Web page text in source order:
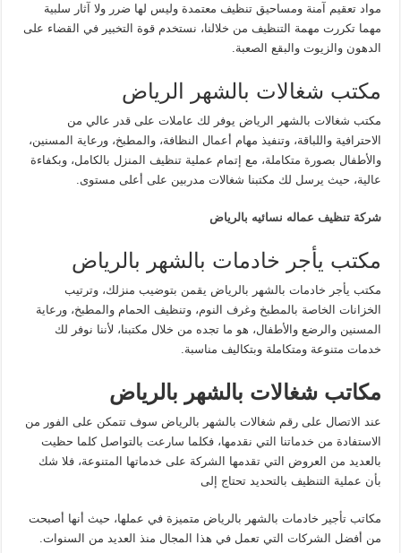
مواد تعقيم آمنة ومساحيق تنظيف معتمدة وليس لها ضرر ولا آثار سلبية
مهما تكررت مهمة التنظيف من خلالنا، نستخدم قوة التخبير في القضاء على
الدهون والزيوت والبقع الصعبة.
مكتب شغالات بالشهر الرياض
مكتب شغالات بالشهر الرياض يوفر لك عاملات على قدر عالي من
الاحترافية واللباقة، وتنفيذ مهام أعمال النظافة، والمطبخ، ورعاية المسنين،
والأطفال بصورة متكاملة، مع إتمام عملية تنظيف المنزل بالكامل، وبكفاءة
عالية، حيث يرسل لك مكتبنا شغالات مدربين على أعلى مستوى.
شركة تنظيف عماله نسائيه بالرياض
مكتب يأجر خادمات بالشهر بالرياض
مكتب يأجر خادمات بالشهر بالرياض يقمن بتوضيب منزلك، وترتيب
الخزانات الخاصة بالمطبخ وغرف النوم، وتنظيف الحمام والمطبخ، ورعاية
المسنين والرضع والأطفال، هو ما تجده من خلال مكتبنا، لأننا نوفر لك
خدمات متنوعة ومتكاملة وبتكاليف مناسبة.
مكاتب شغالات بالشهر بالرياض
عند الاتصال على رقم شغالات بالشهر بالرياض سوف تتمكن على الفور من
الاستفادة من خدماتنا التي نقدمها، فكلما سارعت بالتواصل كلما حظيت
بالعديد من العروض التي تقدمها الشركة على خدماتها المتنوعة، فلا شك
بأن عملية التنظيف بالتحديد تحتاج إلى
مكاتب تأجير خادمات بالشهر بالرياض متميزة في عملها، حيث أنها أصبحت
من أفضل الشركات التي تعمل في هذا المجال منذ العديد من السنوات.